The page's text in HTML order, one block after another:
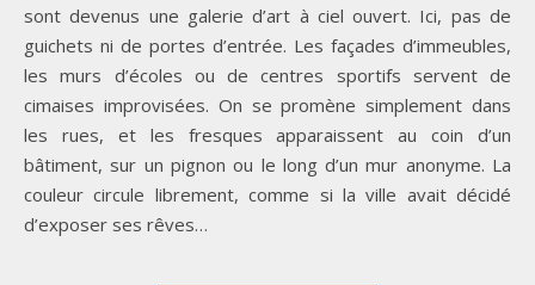
sont devenus une galerie d’art à ciel ouvert. Ici, pas de
guichets ni de portes d’entrée. Les façades d’immeubles,
les murs d’écoles ou de centres sportifs servent de
cimaises improvisées. On se promène simplement dans
les rues, et les fresques apparaissent au coin d’un
bâtiment, sur un pignon ou le long d’un mur anonyme. La
couleur circule librement, comme si la ville avait décidé
d’exposer ses rêves…